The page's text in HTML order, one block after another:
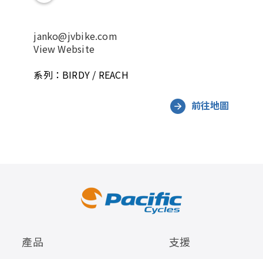
janko@jvbike.com
View Website
系列：BIRDY / REACH
前往地圖
產品 支援